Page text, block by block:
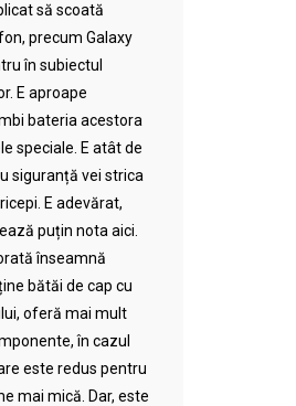
să scoată
precum Galaxy
în subiectul
E aproape
bateria acestora
speciale. E atât de
siguranță vei strica
E adevărat,
puțin nota aici.
înseamnă
bătăi de cap cu
oferă mai mult
în cazul
este redus pentru
mai mică. Dar, este